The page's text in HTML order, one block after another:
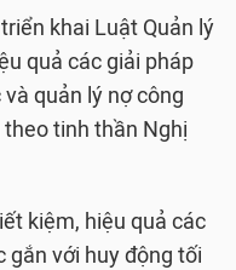
khai Luật Quản lý
quả các giải pháp
quản lý nợ công
tinh thần Nghị
kiệm, hiệu quả các
gắn với huy động tối